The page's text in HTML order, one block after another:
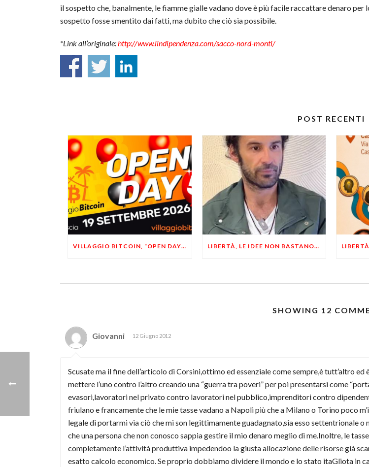
il sospetto che, banalmente, le fiamme gialle vadano dove è più facile raccattare denaro
sospetto fosse smentito dai fatti, ma dubito che ciò sia possibile.
*Link all’originale:http://www.lindipendenza.com/sacco-nord-monti/
POST RECENTI
VILLAGGIO BITCOIN, “OPEN DAY 5”: LEONARDO FACCO OSPITE A BRESCIA LIBERTÀ, LE IDEE NON BASTANO! SERVONO ESEMPI E UN PO’ DI COERENZA
SHOWING 12
Giovanni 12 Giugno 2012
Scusate ma il fine dell’articolo di Corsini,ottimo ed essenziale come sempre,è tutt’altro
mettere l’uno contro l’altro creando una “guerra tra poveri” per poi presentarsi come
evasori,lavoratori nel privato contro lavoratori nel pubblico,imprenditori contro
friulano e francamente che le mie tasse vadano a Napoli più che a Milano o Torino poco
legale di portarmi via ciò che mi son legittimamente guadagnato,sia esso settentrionale o
che una persona che non conosco sappia gestire il mio denaro meglio di me.Inoltre, le
completamente l’attività produttiva impedendoo la giusta allocazione delle risorse già
esatto calcolo economico. Se proprio dobbiamo dividere il mondo e lo stato itaGliota in